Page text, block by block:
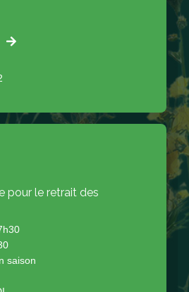
pour le retrait des
saison